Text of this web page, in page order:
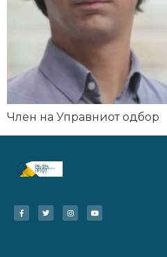
Член на Управниот одбор